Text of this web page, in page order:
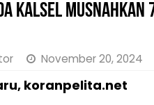
Kalsel Musnahkan
November 20, 2024
koranpelita.net